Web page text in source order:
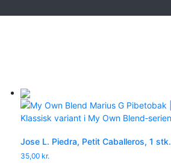
Jose L. Piedra, Petit Caballeros, 1 stk.
35,00 kr.